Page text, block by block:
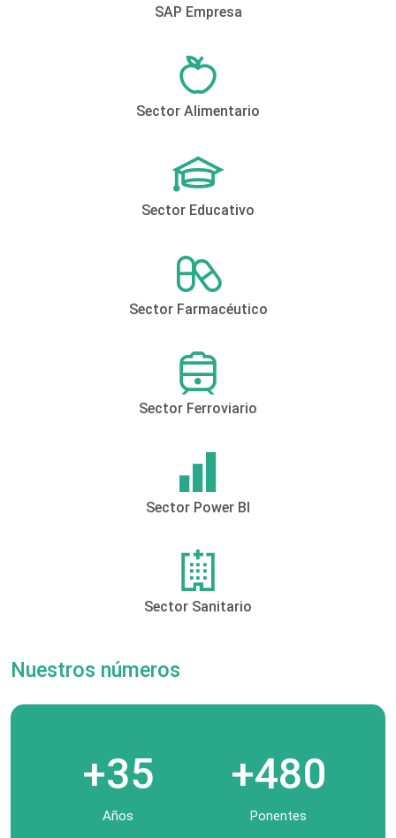
SAP Empresa
Sector Alimentario
Sector Educativo
Sector Farmacéutico
Sector Ferroviario
Sector Power BI
Sector Sanitario
Nuestros números
+35
Años
+480
Ponentes